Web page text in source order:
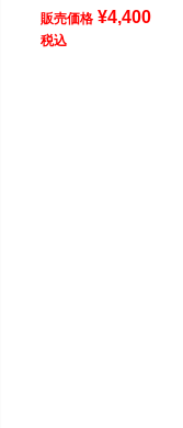
販売価格 ¥4,400
税込